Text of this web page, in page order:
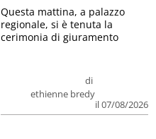
di
ethienne bredy
il 07/08/2026
Questa mattina, a palazzo
regionale, si è tenuta la
cerimonia di giuramento